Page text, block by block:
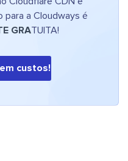
para a Cloudways é
GRATUITA!
custos!